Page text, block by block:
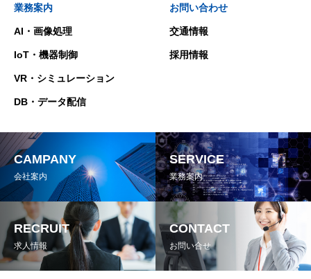
業務案内
AI・画像処理
IoT・機器制御
VR・シミュレーション
DB・データ配信
お問い合わせ
交通情報
採用情報
CAMPANY
会社案内
SERVICE
業務案内
RECRUIT
求人情報
CONTACT
お問い合せ